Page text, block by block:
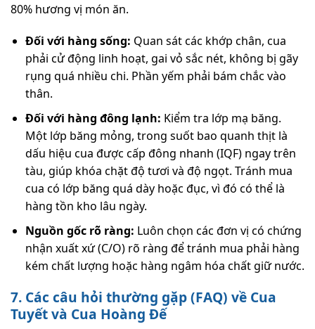
80% hương vị món ăn.
Đối với hàng sống: Quan sát các khớp chân, cua
phải cử động linh hoạt, gai vỏ sắc nét, không bị gãy
rụng quá nhiều chi. Phần yếm phải bám chắc vào
thân.
Đối với hàng đông lạnh: Kiểm tra lớp mạ băng.
Một lớp băng mỏng, trong suốt bao quanh thịt là
dấu hiệu cua được cấp đông nhanh (IQF) ngay trên
tàu, giúp khóa chặt độ tươi và độ ngọt. Tránh mua
cua có lớp băng quá dày hoặc đục, vì đó có thể là
hàng tồn kho lâu ngày.
Nguồn gốc rõ ràng: Luôn chọn các đơn vị có chứng
nhận xuất xứ (C/O) rõ ràng để tránh mua phải hàng
kém chất lượng hoặc hàng ngâm hóa chất giữ nước.
7. Các câu hỏi thường gặp (FAQ) về Cua
Tuyết và Cua Hoàng Đế